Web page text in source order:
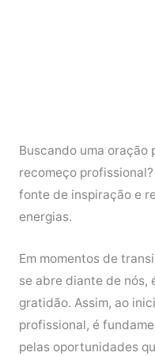
Buscando uma oração
recomeço
fonte de inspiração e
energias.
Em momentos de
se abre diante de nós,
gratidão. Assim, ao
profissional, é
pelas oportunidades